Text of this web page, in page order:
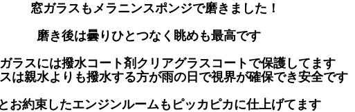
窓ガラスもメラニンスポンジで磨きました！
磨き後は曇りひとつなく眺めも最高です
ラスには撥水コート剤クリアグラスコートで保護してます
は親水よりも撥水する方が雨の日で視界が確保でき安全です
お約束したエンジンルームもピッカピカに仕上げてます